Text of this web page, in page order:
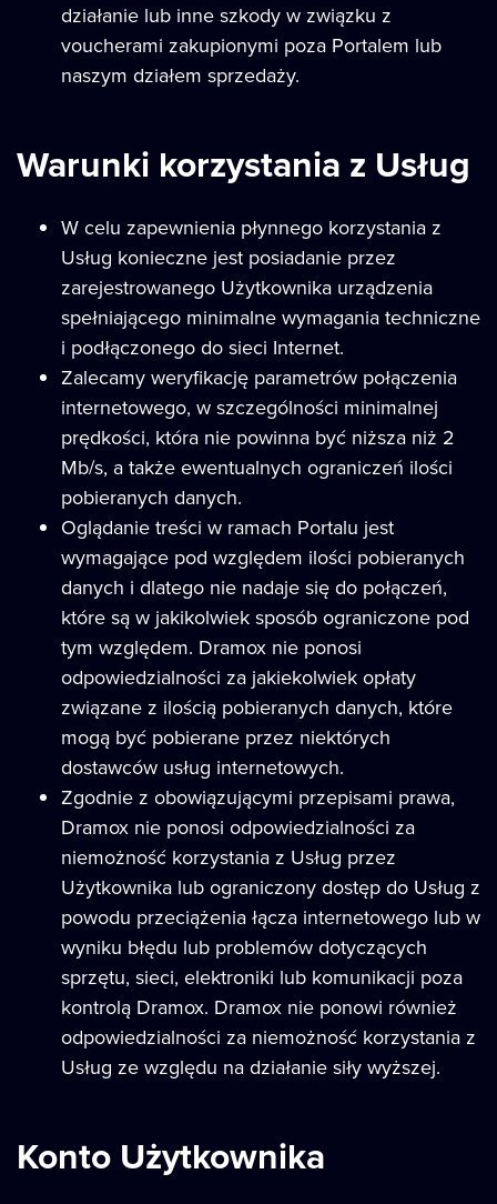
działanie lub inne szkody w związku z
voucherami zakupionymi poza Portalem lub
naszym działem sprzedaży.
Warunki korzystania z Usług
W celu zapewnienia płynnego korzystania z
Usług konieczne jest posiadanie przez
zarejestrowanego Użytkownika urządzenia
spełniającego minimalne wymagania techniczne
i podłączonego do sieci Internet.
Zalecamy weryfikację parametrów połączenia
internetowego, w szczególności minimalnej
prędkości, która nie powinna być niższa niż 2
Mb/s, a także ewentualnych ograniczeń ilości
pobieranych danych.
Oglądanie treści w ramach Portalu jest
wymagające pod względem ilości pobieranych
danych i dlatego nie nadaje się do połączeń,
które są w jakikolwiek sposób ograniczone pod
tym względem. Dramox nie ponosi
odpowiedzialności za jakiekolwiek opłaty
związane z ilością pobieranych danych, które
mogą być pobierane przez niektórych
dostawców usług internetowych.
Zgodnie z obowiązującymi przepisami prawa,
Dramox nie ponosi odpowiedzialności za
niemożność korzystania z Usług przez
Użytkownika lub ograniczony dostęp do Usług z
powodu przeciążenia łącza internetowego lub w
wyniku błędu lub problemów dotyczących
sprzętu, sieci, elektroniki lub komunikacji poza
kontrolą Dramox. Dramox nie ponowi również
odpowiedzialności za niemożność korzystania z
Usług ze względu na działanie siły wyższej.
Konto Użytkownika